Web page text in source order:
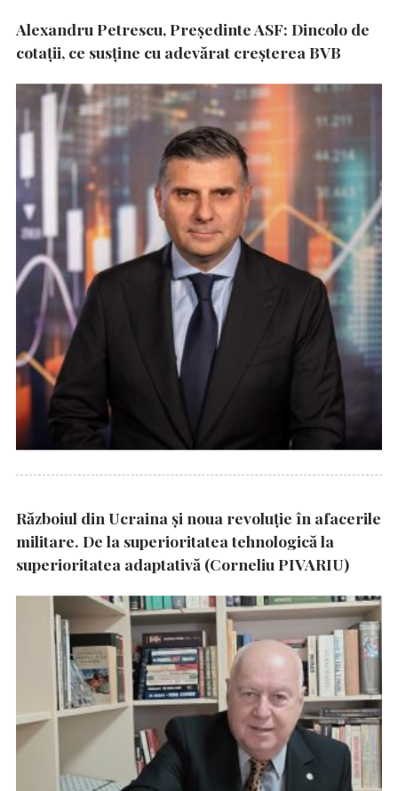
Alexandru Petrescu, Președinte ASF: Dincolo de
cotații, ce susține cu adevărat creșterea BVB
Războiul din Ucraina și noua revoluție în afacerile
militare. De la superioritatea tehnologică la
superioritatea adaptativă (Corneliu PIVARIU)